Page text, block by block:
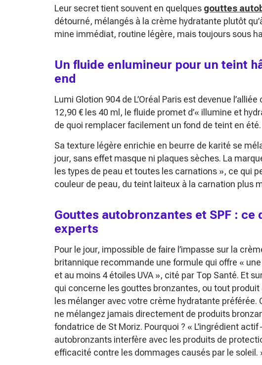
Leur secret tient souvent en quelques gouttes
détourné, mélangés à la crème hydratante plutôt
mine immédiat, routine légère, mais toujours sous
Un fluide enlumineur pour un teint
end
Lumi Glotion 904 de L’Oréal Paris est devenue
12,90 € les 40 ml, le fluide promet d’« illumine et
de quoi remplacer facilement un fond de teint en été.
Sa texture légère enrichie en beurre de karité se
jour, sans effet masque ni plaques sèches. La
les types de peau et toutes les carnations », ce qui
couleur de peau, du teint laiteux à la carnation plus
Gouttes autobronzantes et SPF : ce
experts
Pour le jour, impossible de faire l’impasse sur la
britannique recommande une formule qui offre «
et au moins 4 étoiles UVA », cité par Top Santé. Et
qui concerne les gouttes bronzantes, ou tout
les mélanger avec votre crème hydratante
ne mélangez jamais directement de produits
fondatrice de St Moriz. Pourquoi ? « L’ingrédient
autobronzants interfère avec les produits de
efficacité contre les dommages causés par le soleil.